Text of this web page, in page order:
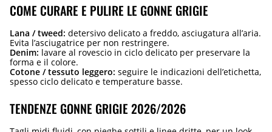
COME CURARE E PULIRE LE GONNE GRIGIE
Lana / tweed: detersivo delicato a freddo, asciugatura all’aria.
Evita l’asciugatrice per non restringere.
Denim: lavare al rovescio in ciclo delicato per preservare la
forma e il colore.
Cotone / tessuto leggero: seguire le indicazioni dell’etichetta,
spesso ciclo delicato e temperature basse.
TENDENZE GONNE GRIGIE 2026/2026